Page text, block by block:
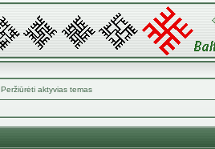
Peržiūrėti aktyvias temas